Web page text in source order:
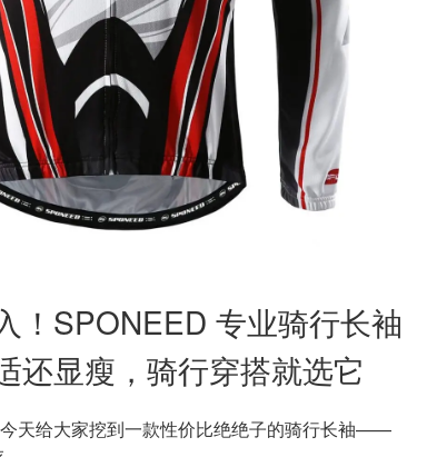
！SPONEED 专业骑行长袖
还显瘦，骑行穿搭就选它
天给大家挖到一款性价比绝绝子的骑行长袖——